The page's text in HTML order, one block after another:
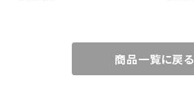
商品一覧に戻る